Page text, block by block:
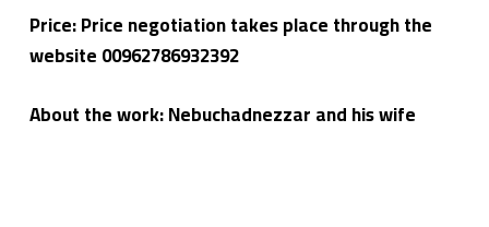
Price: Price negotiation takes place through the
website 00962786932392
About the work: Nebuchadnezzar and his wife